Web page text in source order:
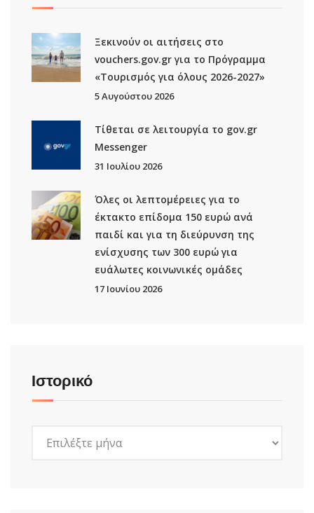
Ξεκινούν οι αιτήσεις στο
vouchers.gov.gr για το Πρόγραμμα
«Τουρισμός για όλους 2026-2027»
5 Αυγούστου 2026
Τίθεται σε λειτουργία το gov.gr
Μessenger
31 Ιουλίου 2026
Όλες οι λεπτομέρειες για το
έκτακτο επίδομα 150 ευρώ ανά
παιδί και για τη διεύρυνση της
ενίσχυσης των 300 ευρώ για
ευάλωτες κοινωνικές ομάδες
17 Ιουνίου 2026
Ιστορικό